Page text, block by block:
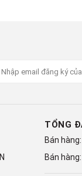
TỔNG
Bán hàng:
Bán hàng: